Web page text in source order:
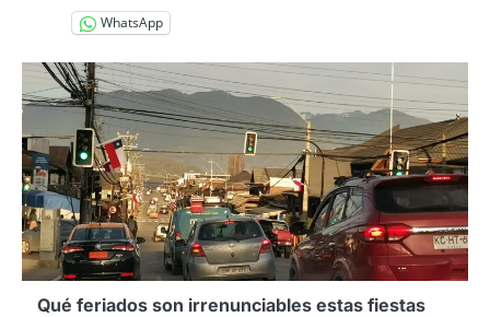
WhatsApp
Qué feriados son irrenunciables estas fiestas